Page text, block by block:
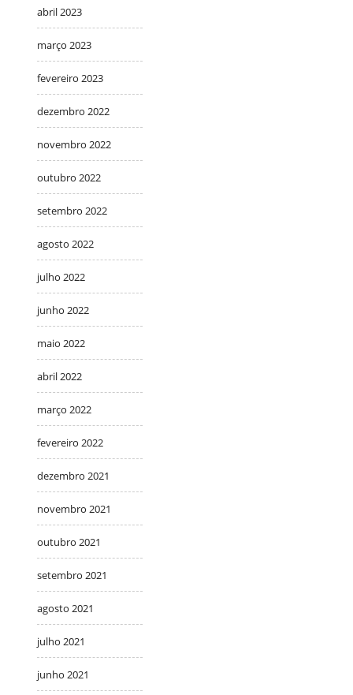
abril 2023
março 2023
fevereiro 2023
dezembro 2022
novembro 2022
outubro 2022
setembro 2022
agosto 2022
julho 2022
junho 2022
maio 2022
abril 2022
março 2022
fevereiro 2022
dezembro 2021
novembro 2021
outubro 2021
setembro 2021
agosto 2021
julho 2021
junho 2021